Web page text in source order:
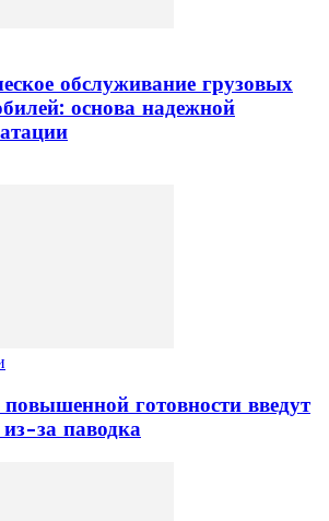
обслуживание грузовых
основа надежной
готовности введут
за паводка